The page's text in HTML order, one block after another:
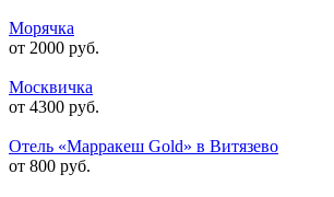
Морячка
от 2000 руб.
Москвичка
от 4300 руб.
Отель «Марракеш Gold» в Витязево
от 800 руб.